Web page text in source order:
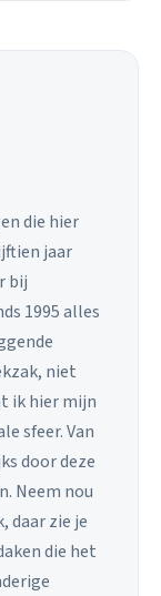
die hier
jaar
bij
1995 alles
niet
ik hier mijn
sfeer. Van
door deze
Neem nou
daar zie je
die het